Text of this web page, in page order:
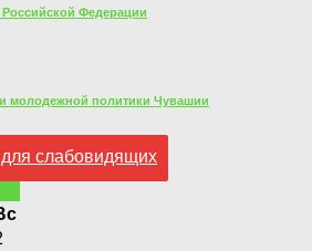
Федерации
молодежной политики Чувашии
слабовидящих